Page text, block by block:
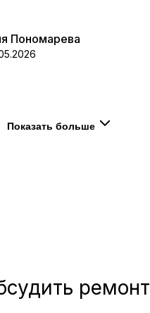
Пономарева
Показать больше
ремонт